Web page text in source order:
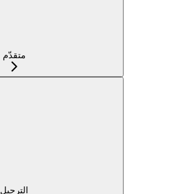
متقدّم
الترحيل